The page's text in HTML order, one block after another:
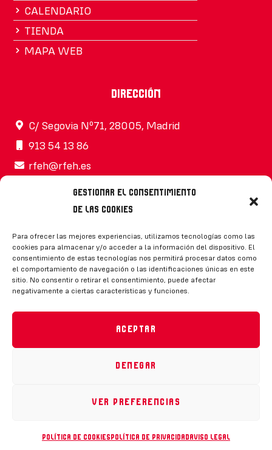
Gestionar el consentimiento
de las cookies
Para ofrecer las mejores experiencias, utilizamos tecnologías como las
cookies para almacenar y/o acceder a la información del dispositivo. El
consentimiento de estas tecnologías nos permitirá procesar datos como
el comportamiento de navegación o las identificaciones únicas en este
sitio. No consentir o retirar el consentimiento, puede afectar
negativamente a ciertas características y funciones.
Aceptar
Denegar
Ver preferencias
Política de cookies Política de privacidadAviso legal
CALENDARIO
TIENDA
MAPA WEB
Dirección
C/ Segovia Nº71, 28005, Madrid
913 54 13 86
rfeh@rfeh.es
Síguenos
Desarrollado por